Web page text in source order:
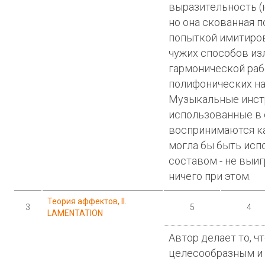
выразительность
но она скованная
попыткой
чужих способов
гармонической
полифонических
Музыкальные
использованные в
воспринимаются
могла бы быть
составом - не
ничего при этом.
3
Теория аффектов, II.
LAMENTATION
5 4
Автор делает то,
целесообразным и